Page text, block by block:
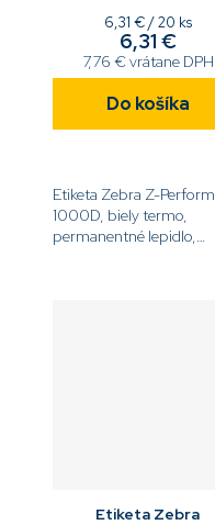
7,76 € vrátane DPH
6,31 €
Jednotková
cena:
6,31 € / 20 ks
Do košíka
Etiketa Zebra Z-Perform
1000D, biely termo,
permanentné lepidlo,
Etiketa Zebra